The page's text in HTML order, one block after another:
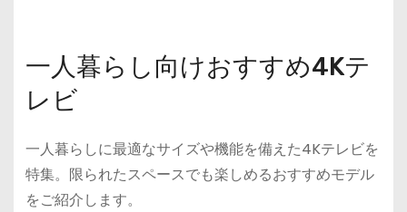
一人暮らし向けおすすめ4Kテ
レビ
一人暮らしに最適なサイズや機能を備えた4Kテレビを
特集。限られたスペースでも楽しめるおすすめモデル
をご紹介します。